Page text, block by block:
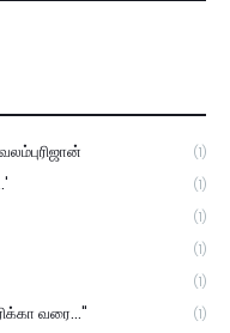
(1)
(1)
(1)
(1)
(1)
வரை..." (1)